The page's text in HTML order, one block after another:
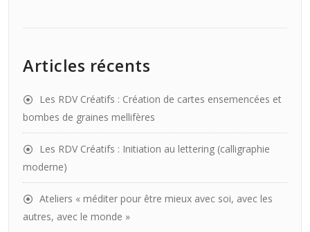
Articles récents
Les RDV Créatifs : Création de cartes ensemencées et
bombes de graines mellifères
Les RDV Créatifs : Initiation au lettering (calligraphie
moderne)
Ateliers « méditer pour être mieux avec soi, avec les
autres, avec le monde »